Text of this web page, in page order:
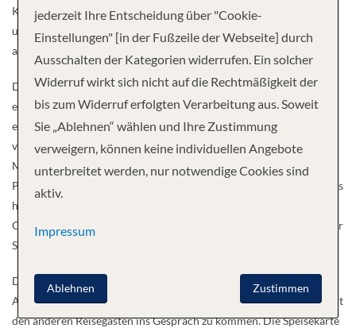
Kabinen, ihrer feinen Ausstattung, dem ausgezeichneten Service
und dem hervorragenden Essen kann sich derzeit wohl kaum ein
anderes Schiff mit ihr messen.
Das Schiff ist voll klimatisiert und verfügt im Außenbereich über
ein Pool-Deck mit überdachten und nicht überdachten Bereichen,
einen Whirlpool und eine Bar. Die Lounge auf dem Oberdeck
verfügt über eine Bibliothek, eine voll ausgestattete Bar und die
Möglichkeit, Filme zu schauen, Dia-Shows zu zeigen und
Präsentationen vorzuführen. Auf der „Open Bridge“ sind Gäste stets
herzlich willkommen. Treffen Sie auf den Kapitän und seine
Offiziere und lassen Sie sich von Ihnen Spannendes aus der Welt der
Seefahrt berichten.
Das Essen wird an nicht zugewiesenen Tischen serviert. Die
Atmosphäre ist locker und bietet die Möglichkeit, ungezwungen mit
den anderen Reisegästen ins Gespräch zu kommen. Die Speisekarte
jederzeit Ihre Entscheidung über "Cookie-
Einstellungen" [in der Fußzeile der Webseite] durch
Ausschalten der Kategorien widerrufen. Ein solcher
Widerruf wirkt sich nicht auf die Rechtmäßigkeit der
bis zum Widerruf erfolgten Verarbeitung aus. Soweit
Sie „Ablehnen“ wählen und Ihre Zustimmung
verweigern, können keine individuellen Angebote
unterbreitet werden, nur notwendige Cookies sind
aktiv.
Impressum
Zustimmen
Ablehnen